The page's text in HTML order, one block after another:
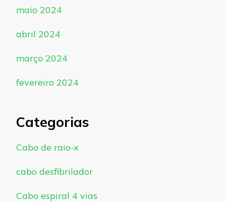
maio 2024
abril 2024
março 2024
fevereiro 2024
Categorias
Cabo de raio-x
cabo desfibrilador
Cabo espiral 4 vias